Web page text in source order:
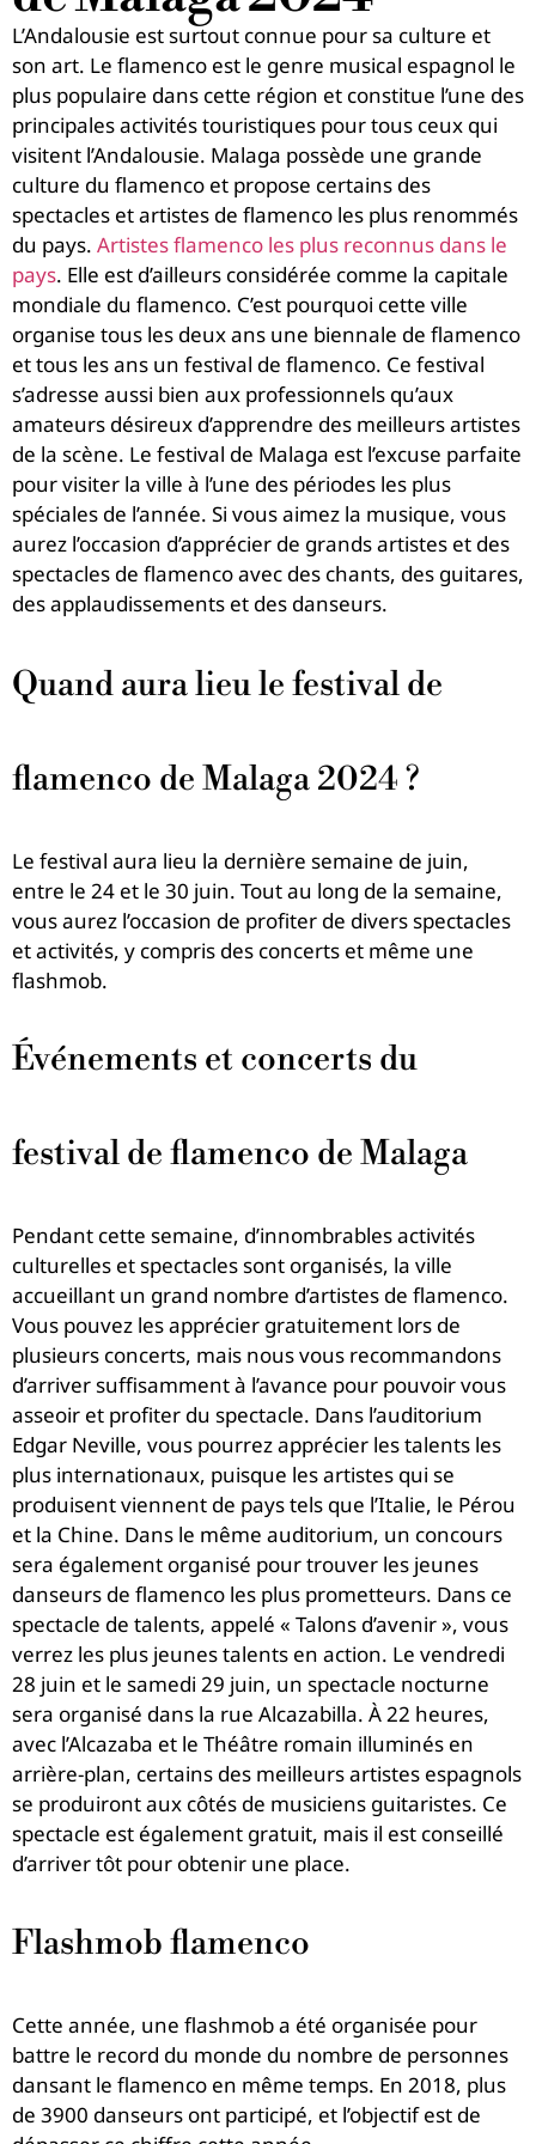
L’Andalousie est surtout connue pour sa culture et
son art. Le flamenco est le genre musical espagnol le
plus populaire dans cette région et constitue l’une des
principales activités touristiques pour tous ceux qui
visitent l’Andalousie. Malaga possède une grande
culture du flamenco et propose certains des
spectacles et artistes de flamenco les plus renommés
du pays. Artistes flamenco les plus reconnus dans le
pays. Elle est d’ailleurs considérée comme la capitale
mondiale du flamenco. C’est pourquoi cette ville
organise tous les deux ans une biennale de flamenco
et tous les ans un festival de flamenco. Ce festival
s’adresse aussi bien aux professionnels qu’aux
amateurs désireux d’apprendre des meilleurs artistes
de la scène. Le festival de Malaga est l’excuse parfaite
pour visiter la ville à l’une des périodes les plus
spéciales de l’année. Si vous aimez la musique, vous
aurez l’occasion d’apprécier de grands artistes et des
spectacles de flamenco avec des chants, des guitares,
des applaudissements et des danseurs.
Quand aura lieu le festival de
flamenco de Malaga 2024 ?
Le festival aura lieu la dernière semaine de juin,
entre le 24 et le 30 juin. Tout au long de la semaine,
vous aurez l’occasion de profiter de divers spectacles
et activités, y compris des concerts et même une
flashmob.
Événements et concerts du
festival de flamenco de Malaga
Pendant cette semaine, d’innombrables activités
culturelles et spectacles sont organisés, la ville
accueillant un grand nombre d’artistes de flamenco.
Vous pouvez les apprécier gratuitement lors de
plusieurs concerts, mais nous vous recommandons
d’arriver suffisamment à l’avance pour pouvoir vous
asseoir et profiter du spectacle. Dans l’auditorium
Edgar Neville, vous pourrez apprécier les talents les
plus internationaux, puisque les artistes qui se
produisent viennent de pays tels que l’Italie, le Pérou
et la Chine. Dans le même auditorium, un concours
sera également organisé pour trouver les jeunes
danseurs de flamenco les plus prometteurs. Dans ce
spectacle de talents, appelé « Talons d’avenir », vous
verrez les plus jeunes talents en action. Le vendredi
28 juin et le samedi 29 juin, un spectacle nocturne
sera organisé dans la rue Alcazabilla. À 22 heures,
avec l’Alcazaba et le Théâtre romain illuminés en
arrière-plan, certains des meilleurs artistes espagnols
se produiront aux côtés de musiciens guitaristes. Ce
spectacle est également gratuit, mais il est conseillé
d’arriver tôt pour obtenir une place.
Flashmob flamenco
Cette année, une flashmob a été organisée pour
battre le record du monde du nombre de personnes
dansant le flamenco en même temps. En 2018, plus
de 3900 danseurs ont participé, et l’objectif est de